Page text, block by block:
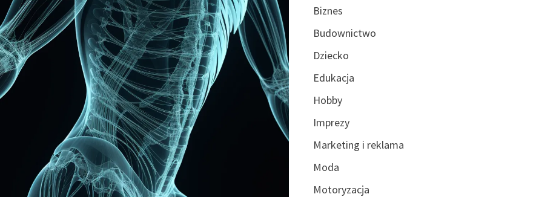
Biznes
Budownictwo
Dziecko
Edukacja
Hobby
Imprezy
Marketing i reklama
Moda
Motoryzacja